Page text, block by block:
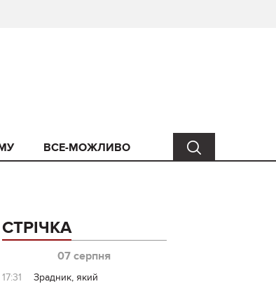
ВСЕ-МОЖЛИВО
СТРІЧКА
07 серпня
17:31
Зрадник, який